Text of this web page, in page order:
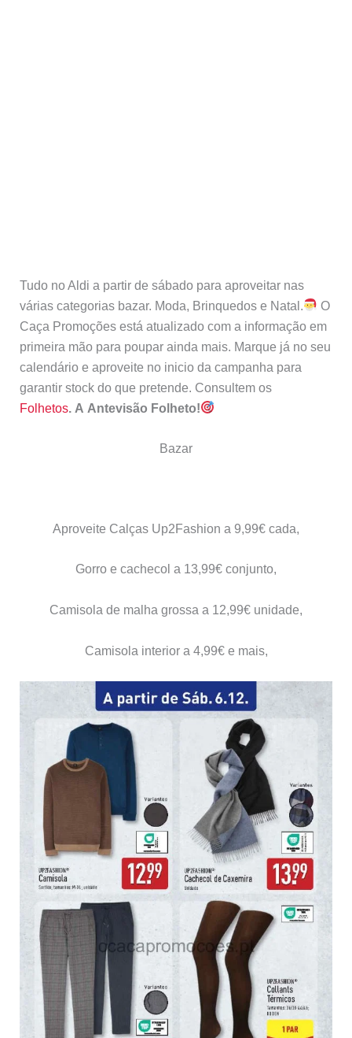
Tudo no Aldi a partir de sábado para aproveitar nas
várias categorias bazar. Moda, Brinquedos e Natal.
O
Caça Promoções está atualizado com a informação em
primeira mão para poupar ainda mais. Marque já no seu
calendário e aproveite no inicio da campanha para
garantir stock do que pretende. Consultem os
Folhetos. A Antevisão Folheto!
Bazar
Aproveite Calças Up2Fashion a 9,99€ cada,
Gorro e cachecol a 13,99€ conjunto,
Camisola de malha grossa a 12,99€ unidade,
Camisola interior a 4,99€ e mais,